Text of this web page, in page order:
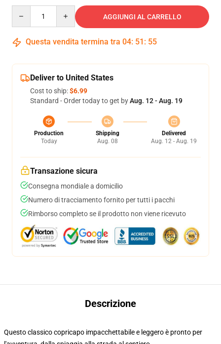
AGGIUNGI AL CARRELLO
Questa vendita termina tra 04: 51 : 54
Deliver to United States
Cost to ship:$6.99
Standard - Order today to get byAug. 12 - Aug. 19
Production
Today
Shipping
Aug. 08
Delivered
Aug. 12 - Aug. 19
Transazione sicura
Consegna mondiale a domicilio
Numero di tracciamento fornito per tutti i pacchi
Rimborso completo se il prodotto non viene ricevuto
Descrizione
Questo classico copricapo impacchettabile e leggero è pronto per